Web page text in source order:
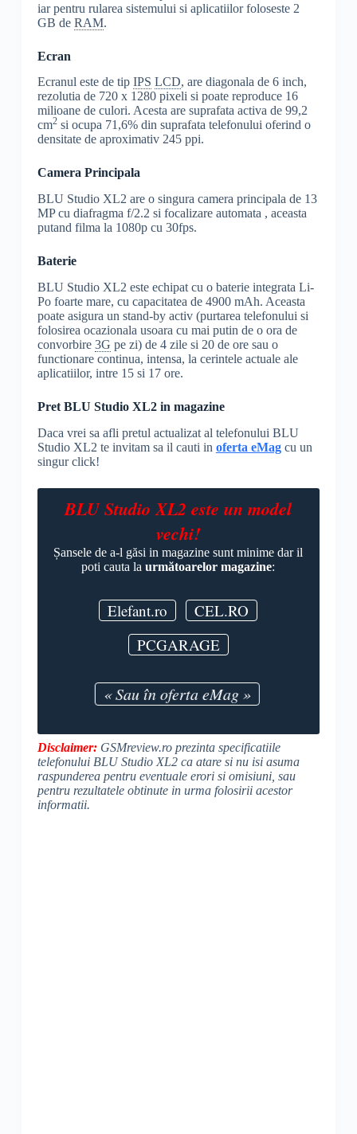
iar pentru rularea sistemului si aplicatiilor foloseste 2
GB de RAM.
Ecran
Ecranul este de tip IPS LCD, are diagonala de 6 inch,
rezolutia de 720 x 1280 pixeli si poate reproduce 16
milioane de culori. Acesta are suprafata activa de 99,2
cm2si ocupa 71,6% din suprafata telefonului oferind o
densitate de aproximativ 245 ppi.
Camera Principala
BLU Studio XL2 are o singura camera principala de 13
MP cu diafragma f/2.2 si focalizare automata , aceasta
putand filma la 1080p cu 30fps.
Baterie
BLU Studio XL2 este echipat cu o baterie integrata Li-
Po foarte mare, cu capacitatea de 4900 mAh. Aceasta
poate asigura un stand-by activ (purtarea telefonului si
folosirea ocazionala usoara cu mai putin de o ora de
convorbire 3G pe zi) de 4 zile si 20 de ore sau o
functionare continua, intensa, la cerintele actuale ale
aplicatiilor, intre 15 si 17 ore.
Pret BLU Studio XL2 in magazine
Daca vrei sa afli pretul actualizat al telefonului BLU
Studio XL2 te invitam sa il cauti in oferta eMagcu un
singur click!
BLU Studio XL2 este un model
vechi!
Șansele de a-l găsi in magazine sunt minime dar il
poti cauta laurmătoarelor magazine:
Elefant.ro
CEL.RO
PCGARAGE
« Sau în oferta eMag »
Disclaimer:GSMreview.ro prezinta specificatiile
telefonului BLU Studio XL2 ca atare si nu isi asuma
raspunderea pentru eventuale erori si omisiuni, sau
pentru rezultatele obtinute in urma folosirii acestor
informatii.